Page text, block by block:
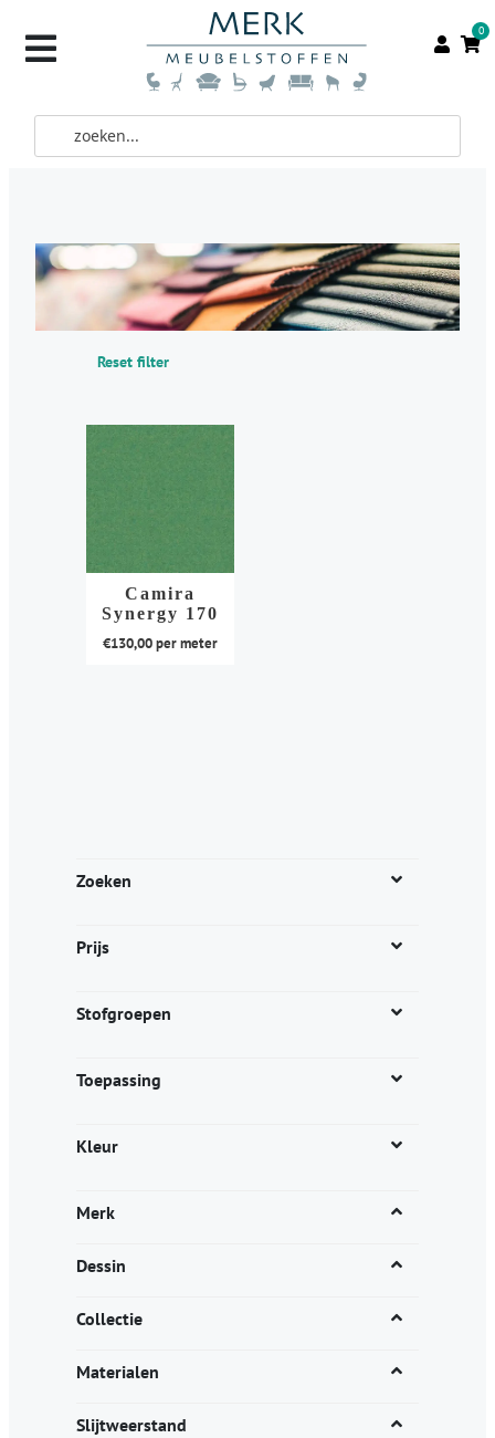
0
Zoeken
Prijs
Stofgroepen
Toepassing
Kleur
Merk
Dessin
Collectie
Materialen
Slijtweerstand
Reset filter
Camira
Synergy 170
€130,00per meter
kan
op
productpagina